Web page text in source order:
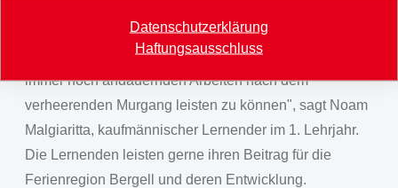
Datenschutzerklärung
Haftungsausschluss
Woche lang draussen mit Pickel und Schaufel zu
arbeiten. Ich bin auch stolz, meinen Beitrag zu den
immer noch andauernden Arbeiten nach dem
verheerenden Murgang leisten zu können", sagt Noam
Malgiaritta, kaufmännischer Lernender im 1. Lehrjahr.
Die Lernenden leisten gerne ihren Beitrag für die
Ferienregion Bergell und deren Entwicklung.